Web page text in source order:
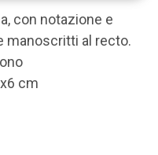
con notazione e
manoscritti al recto.
cm